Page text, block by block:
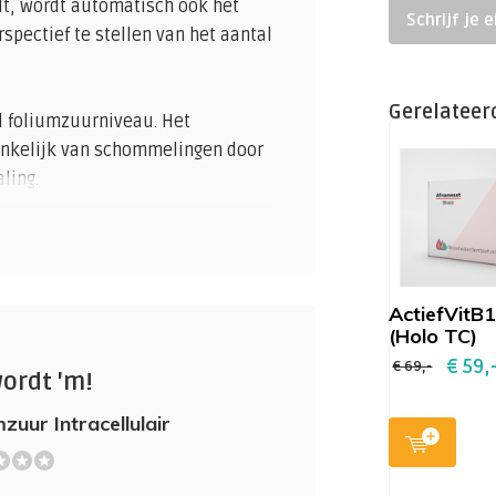
wordt automatisch ook het
te stellen van het aantal
foliumzuurniveau. Het
van schommelingen door
bij epilepsie en bij
Wordt gebruikt bij infectie door
door de pneumocystis-bacterie.
afweer. Langdurige inname
'm!
Intracellulair
Schrijf je
(Holo TC)
€ 69,- € 59,-